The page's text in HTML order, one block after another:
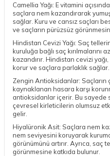
Camellia Yağı: E vitamini
saçlara nem kazandırarak
sağlar. Kuru ve cansız saçları
ve saçların pürüzsüz
Hindistan Cevizi Yağı: Saç
kuruluğa bağlı saç kırılmalarını
kazandırır. Hindistan cevizi
korur ve saçlara parlaklık sağlar.
Zengin Antioksidanlar:
kaynaklanan hasara karşı
antioksidanlar içerir. Bu sayede
çevresel kirleticilerin olumsuz
gelir.
Hiyalüronik Asit: Saçlara nem
nem seviyesini koruyarak
görünümünü artırır. Ayrıca, saç
görünmesine katkıda bulunur.